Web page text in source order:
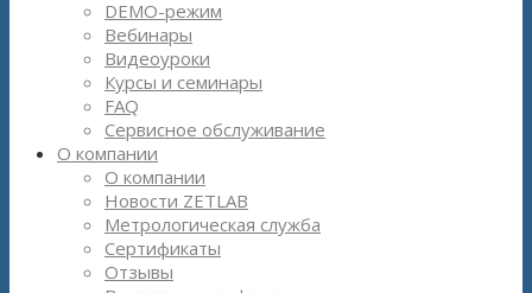
DEMO-режим
Вебинары
Видеоуроки
Курсы и семинары
FAQ
Сервисное обслуживание
О компании
О компании
Новости ZETLAB
Метрологическая служба
Сертификаты
Отзывы